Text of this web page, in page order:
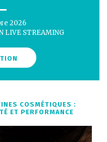
2026
LIVE STREAMING
COSMÉTIQUES :
ET PERFORMANCE